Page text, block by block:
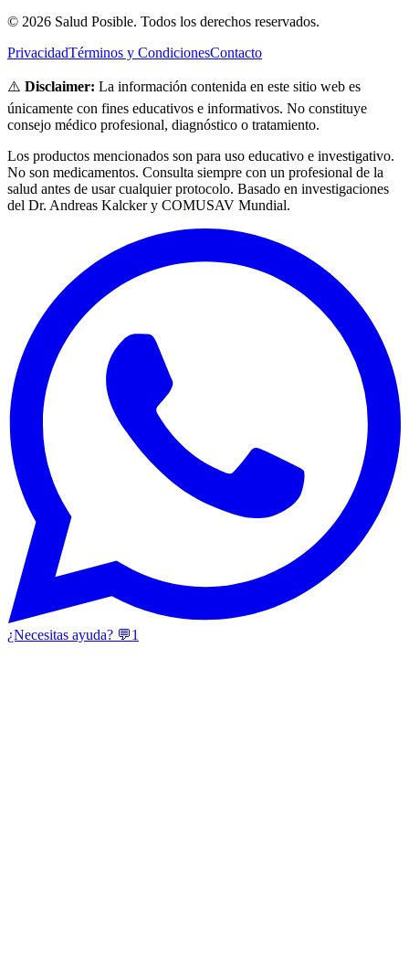
© 2026 Salud Posible. Todos los derechos reservados.
PrivacidadTérminos y CondicionesContacto
⚠️ Disclaimer: La información contenida en este sitio web es
únicamente con fines educativos e informativos. No constituye
consejo médico profesional, diagnóstico o tratamiento.
Los productos mencionados son para uso educativo e investigativo.
No son medicamentos. Consulta siempre con un profesional de la
salud antes de usar cualquier protocolo. Basado en investigaciones
del Dr. Andreas Kalcker y COMUSAV Mundial.
¿Necesitas ayuda? 💬1